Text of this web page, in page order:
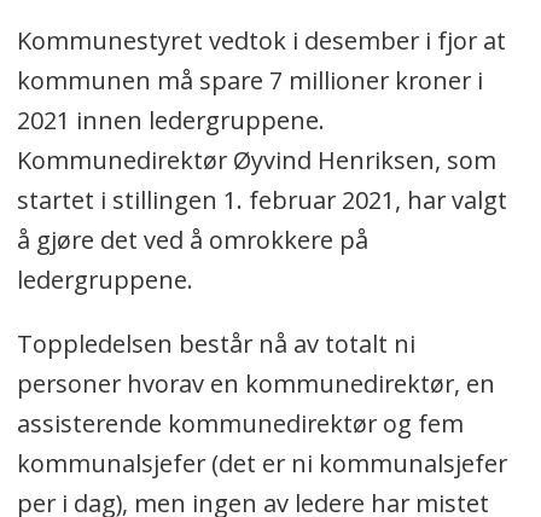
Kommunestyret vedtok i desember i fjor at
kommunen må spare 7 millioner kroner i
2021 innen ledergruppene.
Kommunedirektør Øyvind Henriksen, som
startet i stillingen 1. februar 2021, har valgt
å gjøre det ved å omrokkere på
ledergruppene.
Toppledelsen består nå av totalt ni
personer hvorav en kommunedirektør, en
assisterende kommunedirektør og fem
kommunalsjefer (det er ni kommunalsjefer
per i dag), men ingen av ledere har mistet